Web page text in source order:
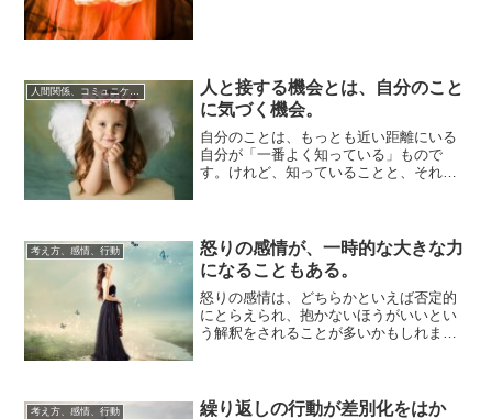
人と接する機会とは、自分のこと
に気づく機会。
自分のことは、もっとも近い距離にいる
自分が「一番よく知っている」もので
す。けれど、知っていることと、それに
考え方、感情、行動
怒りの感情が、一時的な大きな力
になることもある。
怒りの感情は、どちらかといえば否定的
にとらえられ、抱かないほうがいいとい
う解釈をされることが多いかもしれませ
考え方、感情、行動
繰り返しの行動が差別化をはか